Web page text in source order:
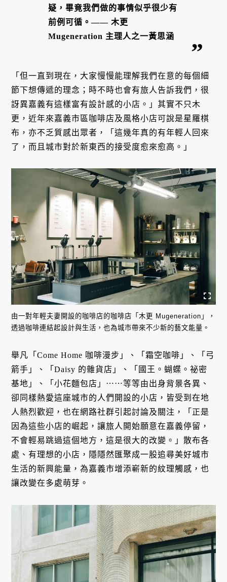
疑，畢竟我們做的事情似乎很少有
前例可循。—— 木更
Mugeneration 主理人之一黃思涵
「但一直到現在，大家慢慢能理解我們在意的每個細
節下想傳遞的理念；時不時也會有旅人告訴我們，很
訝異嘉義有這樣富有設計感的小店。」其實不只木
更，近年來嘉義市區咖啡店及風格小店可說是星羅棋
布，亦不乏質感出眾者，「這幾年真的有年輕人回來
了，而且城市對於新東西的接受度愈來愈高。」
由一對年輕夫妻開設的咖啡店的咖啡店「木更 Mugeneration」，
透過咖啡連結起設計與生活，也為城市帶來不少新的藝文能量。
舉凡「Come Home 咖啡漫步」、「霜空咖啡」、「弓
箭手」、「Daisy 的雜貨店」、「國王。蝴蝶。祕密
基地」、「小花麵包店」⋯⋯等等由出身背景各異、
卻同樣熱愛這座城市的人們開設的小店，皆受到在地
人熱烈歡迎，也在網路社群引起討論及關注，「正是
因為這些小店的崛起，讓旅人開始願意在嘉義停留，
不會輕易跳過這個地方，這是很大的改變。」散布各
處、有理想的小店，隱隱然匯聚成一股追尋美好城市
生活的新興能量，為嘉義市增添嶄新的紋理觸感，也
讓改變在多處萌芽。